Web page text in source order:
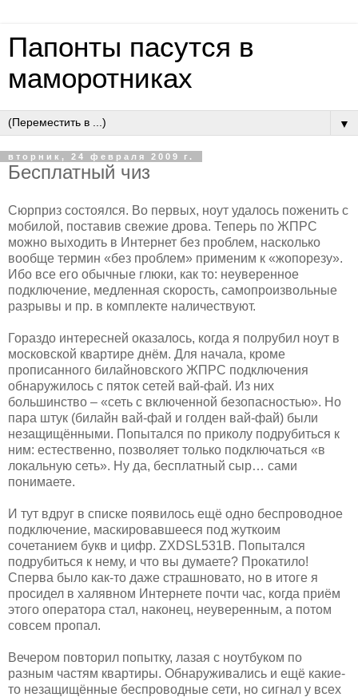
Папонты пасутся в
маморотниках
▼
вторник, 24 февраля 2009 г.
Бесплатный чиз
Сюрприз состоялся. Во первых, ноут удалось поженить с
мобилой, поставив свежие дрова. Теперь по ЖПРС
можно выходить в Интернет без проблем, насколько
вообще термин «без проблем» применим к «жопорезу».
Ибо все его обычные глюки, как то: неуверенное
подключение, медленная скорость, самопроизвольные
разрывы и пр. в комплекте наличествуют.
Гораздо интересней оказалось, когда я полрубил ноут в
московской квартире днём. Для начала, кроме
прописанного билайновского ЖПРС подключения
обнаружилось с пяток сетей вай-фай. Из них
большинство – «сеть с включенной безопасностью». Но
пара штук (билайн вай-фай и голден вай-фай) были
незащищёнными. Попытался по приколу подрубиться к
ним: естественно, позволяет только подключаться «в
локальную сеть». Ну да, бесплатный сыр… сами
понимаете.
И тут вдруг в списке появилось ещё одно беспроводное
подключение, маскировавшееся под жуткоим
сочетанием букв и цифр. ZXDSL531B. Попытался
подрубиться к нему, и что вы думаете? Прокатило!
Сперва было как-то даже страшновато, но в итоге я
просидел в халявном Интернете почти час, когда приём
этого оператора стал, наконец, неуверенным, а потом
совсем пропал.
Вечером повторил попытку, лазая с ноутбуком по
разным частям квартиры. Обнаруживались и ещё какие-
то незащищённые беспроводные сети, но сигнал у всех